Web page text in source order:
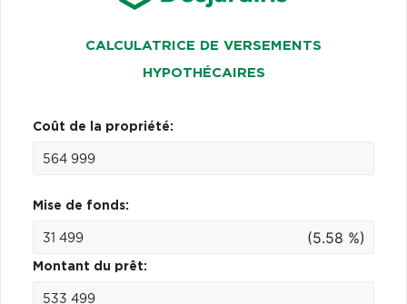
CALCULATRICE DE VERSEMENTS
HYPOTHÉCAIRES
Coût de la propriété:
Mise de fonds:
(5.58 %)
Montant du prêt: